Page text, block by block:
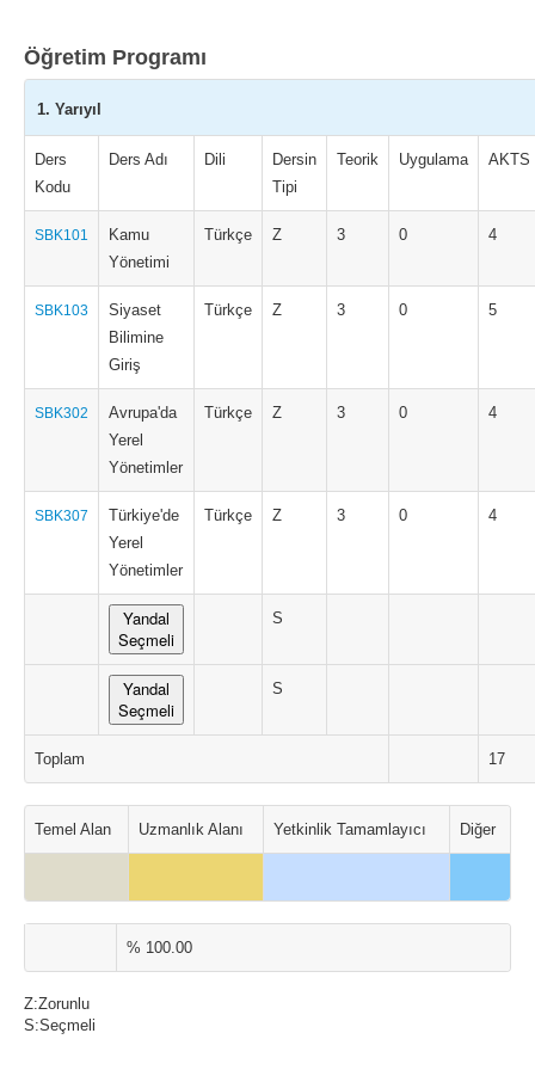
Öğretim Programı
1. Yarıyıl
Ders
Kodu
Ders Adı Dili
Dersin
Tipi
Teorik Uygulama AKTS
SBK101
Kamu
Yönetimi
Türkçe Z 3 0 4
SBK103
Siyaset
Bilimine
Giriş
Türkçe Z 3 0 5
SBK302
Avrupa'da
Yerel
Yönetimler
Türkçe Z 3 0 4
SBK307
Türkiye'de
Yerel
Yönetimler
Türkçe Z 3 0 4
Yandal
Seçmeli
S
Yandal
Seçmeli
S
Toplam 17
Temel Alan Uzmanlık Alanı Yetkinlik Tamamlayıcı Diğer
% 100.00
Z:Zorunlu
S:Seçmeli